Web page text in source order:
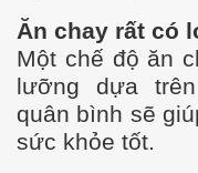
Ăn chay rất có
Một chế độ ăn
lưỡng dựa
quân bình sẽ
sức khỏe tốt.